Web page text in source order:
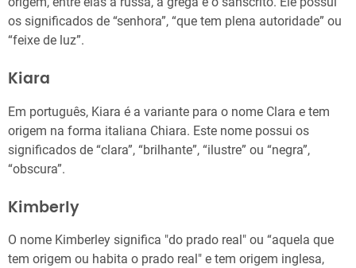
os significados de “senhora”, “que tem plena autoridade” ou
“feixe de luz”.
Kiara
Em português, Kiara é a variante para o nome Clara e tem
origem na forma italiana Chiara. Este nome possui os
significados de “clara”, “brilhante”, “ilustre” ou “negra”,
“obscura”.
Kimberly
O nome Kimberley significa "do prado real" ou “aquela que
tem origem ou habita o prado real" e tem origem inglesa,